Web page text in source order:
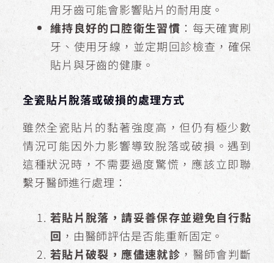
用牙齒可能會影響貼片的耐用度。
維持良好的口腔衛生習慣 ：每天確實刷
牙、使用牙線，並定期回診檢查，確保
貼片與牙齒的健康。
全瓷貼片脫落或破損的處理方式
雖然全瓷貼片的黏著強度高，但仍有極少數
情況可能因外力影響導致脫落或破損。遇到
這種狀況時，不需要過度驚慌，應該立即聯
繫牙醫師進行處理：
若貼片脫落，請妥善保存並避免自行黏
回 ，由醫師評估是否能重新固定。
若貼片破裂，應儘速就診，醫師會判斷